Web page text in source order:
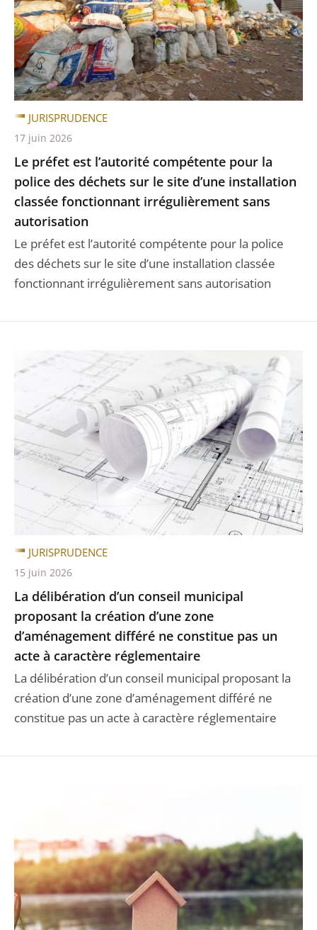
Le préfet est l’autorité compétente pour la
police des déchets sur le site d’une installation
classée fonctionnant irrégulièrement sans
autorisation
Le préfet est l’autorité compétente pour la police
des déchets sur le site d’une installation classée
fonctionnant irrégulièrement sans autorisation
JURISPRUDENCE
17 juin 2026
La délibération d’un conseil municipal
proposant la création d’une zone
d’aménagement différé ne constitue pas un
acte à caractère réglementaire
La délibération d’un conseil municipal proposant la
création d’une zone d’aménagement différé ne
constitue pas un acte à caractère réglementaire
JURISPRUDENCE
15 juin 2026